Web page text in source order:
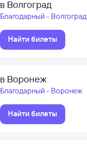
в Волгоград
Благодарный - Волгоград
Найти билеты
в Воронеж
Благодарный - Воронеж
Найти билеты